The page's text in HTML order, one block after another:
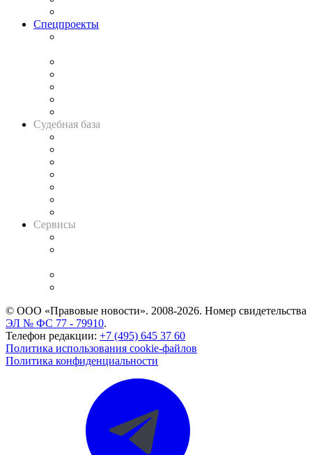
Спецпроекты
Судебная база
Сервисы
© ООО «Правовые новости». 2008-2026. Номер свидетельства
ЭЛ № ФС 77 - 79910.
Телефон редакции: +7 (495) 645 37 60
Политика использования cookie-файлов
Политика конфиденциальности